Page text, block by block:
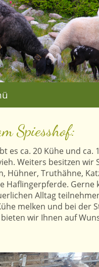
Spiesshof:
es ca. 20 Kühe und ca.
Weiters besitzen wir
Hühner, Truthähne,
Haflingerpferde. Gerne
Alltag
melken und bei der
wir Ihnen auf